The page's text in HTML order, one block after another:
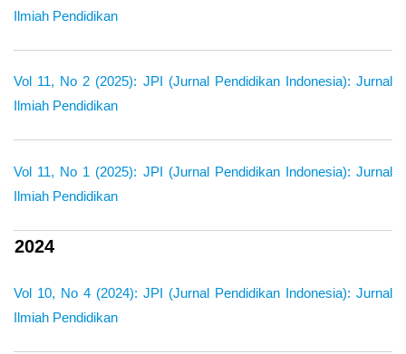
Ilmiah Pendidikan
Vol 11, No 2 (2025): JPI (Jurnal Pendidikan Indonesia): Jurnal
Ilmiah Pendidikan
Vol 11, No 1 (2025): JPI (Jurnal Pendidikan Indonesia): Jurnal
Ilmiah Pendidikan
2024
Vol 10, No 4 (2024): JPI (Jurnal Pendidikan Indonesia): Jurnal
Ilmiah Pendidikan